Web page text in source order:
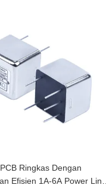
Ringkas Dengan
Efisien 1A-6A Power Line